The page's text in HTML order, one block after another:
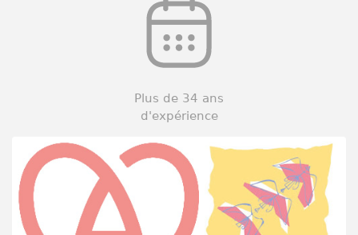
Plus de 34 ans
d'expérience